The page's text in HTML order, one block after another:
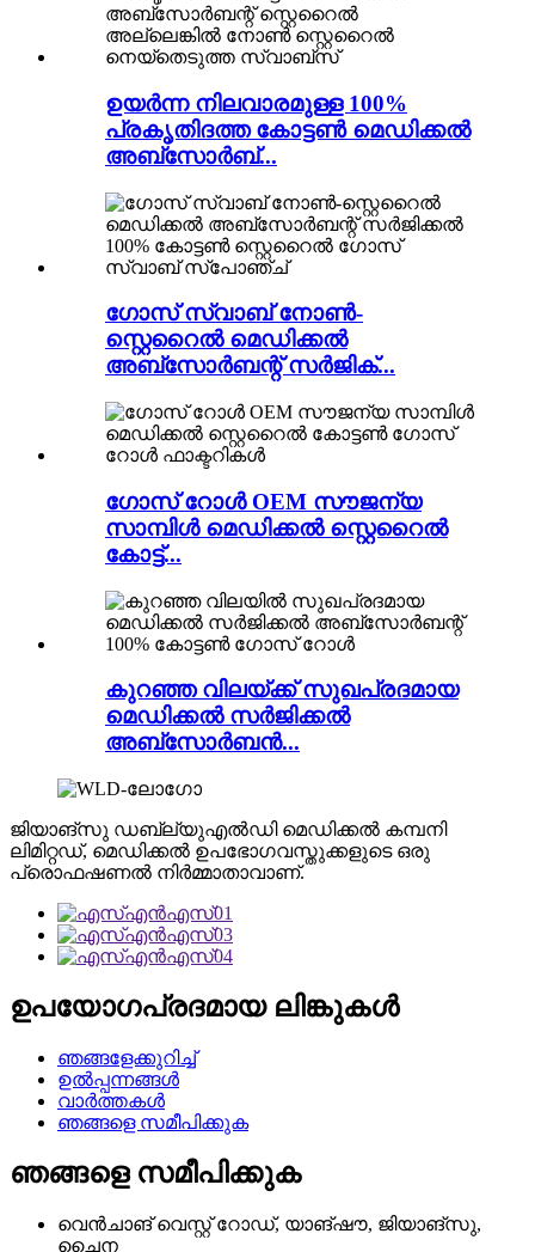
ഉയർന്ന നിലവാരമുള്ള 100%
പ്രകൃതിദത്ത കോട്ടൺ മെഡിക്കൽ
അബ്സോർബ്...
ഗോസ് സ്വാബ് നോൺ-
സ്റ്റെറൈൽ മെഡിക്കൽ
അബ്സോർബന്റ് സർജിക്...
ഗോസ് റോൾ OEM സൗജന്യ
സാമ്പിൾ മെഡിക്കൽ സ്റ്റെറൈൽ
കോട്ട്...
കുറഞ്ഞ വിലയ്ക്ക് സുഖപ്രദമായ
മെഡിക്കൽ സർജിക്കൽ
അബ്സോർബൻ...
ജിയാങ്‌സു ഡബ്ല്യുഎൽഡി മെഡിക്കൽ കമ്പനി
ലിമിറ്റഡ്, മെഡിക്കൽ ഉപഭോഗവസ്തുക്കളുടെ ഒരു
പ്രൊഫഷണൽ നിർമ്മാതാവാണ്.
ഉപയോഗപ്രദമായ ലിങ്കുകൾ
ഞങ്ങളേക്കുറിച്ച്
ഉൽപ്പന്നങ്ങൾ
വാർത്തകൾ
ഞങ്ങളെ സമീപിക്കുക
ഞങ്ങളെ സമീപിക്കുക
വെൻചാങ് വെസ്റ്റ് റോഡ്, യാങ്‌ഷൗ, ജിയാങ്‌സു,
ചൈന